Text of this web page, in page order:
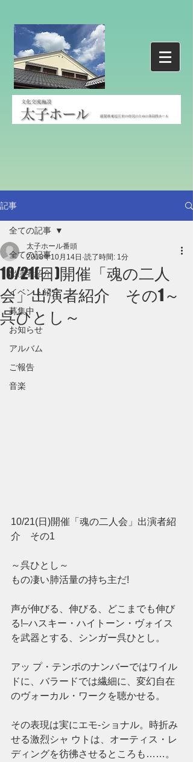
記事
全ての記事
出演者紹介
イベント紹介
募集中
お知らせ
アルバム
ご報告
音楽
全ての記事
10/21(日)開催「魂の二人
会」出演者紹介 その1～
呉ひとし～
太子ホール番頭
2018年10月14日 読了時間: 1分
10/21(日)開催「魂の二人会」出演者紹
介　その1
～呉ひとし～
もの凄い肺活量の持ち主だ!
声が伸びる、伸びる、どこまでも伸び
る!–ハスキー・ハイトーン・ヴォイス
を武器とする、シンガー呉ひとし。
アッ プ・テンポのナンバーではワイル
ドに、バラードでは繊細に、変幻自在
のヴォーカル・ワークを聴かせる。
その表現は実にエモ-ショナル。時折み
せる激烈シャ ウトは、オーティス・レ
ディングを彷彿させるところも……。